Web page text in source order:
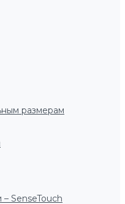
размерам
SenseTouch